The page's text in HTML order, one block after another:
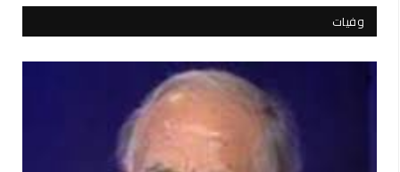
وفيات